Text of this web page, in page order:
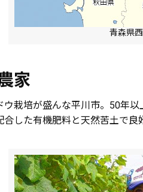
青森県
家
栽培が盛んな平川市。50年
した有機肥料と天然苦土で